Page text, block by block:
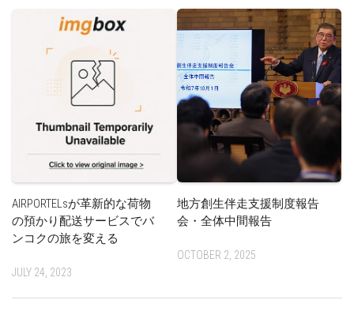
AIRPORTELsが革新的な荷物
の預かり配送サービスでバ
ンコクの旅を変える
JULY 24, 2023
地方創生伴走支援制度報告
会・全体中間報告
OCTOBER 2, 2025